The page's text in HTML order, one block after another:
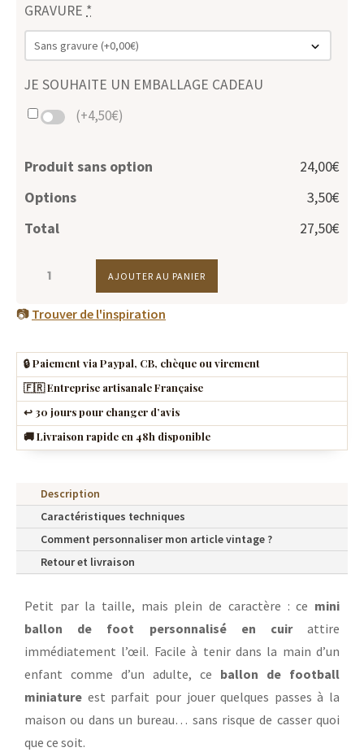
GRAVURE *
JE SOUHAITE UN EMBALLAGE CADEAU
(+4,50€)
Produit sans option
24,00€
Options
3,50€
Total
27,50€
QUANTITÉ
MINI
DE
FOOT
MIEL
AJOUTER AU PANIER
📷 Trouver de l'inspiration
🔒 Paiement via Paypal, CB, chèque ou virement
🇫🇷 Entreprise artisanale Française
↩️ 30 jours pour changer d’avis
🚚 Livraison rapide en 48h disponible
Description
Caractéristiques techniques
Comment personnaliser mon article vintage ?
Retour et livraison
Petit par la taille, mais plein de caractère : ce mini
ballon de foot personnalisé en cuirattire
immédiatement l’œil. Facile à tenir dans la main d’un
enfant comme d’un adulte, ce ballon de football
miniature est parfait pour jouer quelques passes à la
maison ou dans un bureau… sans risque de casser quoi
que ce soit.